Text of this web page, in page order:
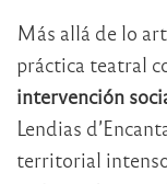
Más allá de lo
práctica teatral
intervención
Lendias
territorial